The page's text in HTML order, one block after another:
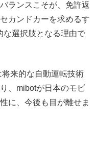
ランスこそが、免許返
カンドカーを求めるす
な選択肢となる理由で
来的な自動運転技術
、mibotが日本のモビ
に、今後も目が離せま